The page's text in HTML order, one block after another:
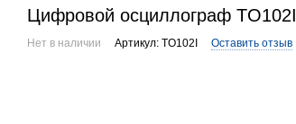
Цифровой осциллограф TO102I
Нет в наличии Артикул: TO102I Оставить отзыв